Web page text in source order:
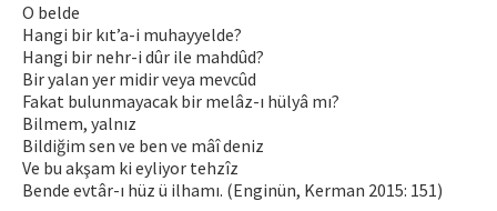
O belde
Hangi bir kıt’a-i muhayyelde?
Hangi bir nehr-i dûr ile mahdûd?
Bir yalan yer midir veya mevcûd
Fakat bulunmayacak bir melâz-ı hülyâ mı?
Bilmem, yalnız
Bildiğim sen ve ben ve mâî deniz
Ve bu akşam ki eyliyor tehzîz
Bende evtâr-ı hüz ü ilhamı. (Enginün, Kerman 2015: 151)